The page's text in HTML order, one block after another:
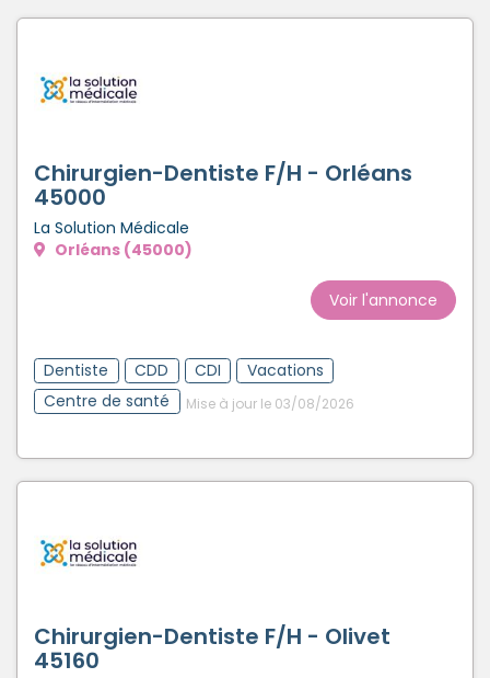
Chirurgien-Dentiste F/H - Orléans
45000
La Solution Médicale
Orléans (45000)
Voir l'annonce
Dentiste CDD CDI
Vacations
Centre de santé
Mise à jour le 03/08/2026
Chirurgien-Dentiste F/H - Olivet
45160